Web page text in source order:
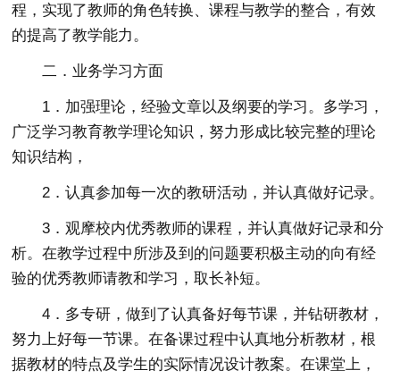
程，实现了教师的角色转换、课程与教学的整合，有效
的提高了教学能力。
二．业务学习方面
1．加强理论，经验文章以及纲要的学习。多学习，
广泛学习教育教学理论知识，努力形成比较完整的理论
知识结构，
2．认真参加每一次的教研活动，并认真做好记录。
3．观摩校内优秀教师的课程，并认真做好记录和分
析。在教学过程中所涉及到的问题要积极主动的向有经
验的优秀教师请教和学习，取长补短。
4．多专研，做到了认真备好每节课，并钻研教材，
努力上好每一节课。在备课过程中认真地分析教材，根
据教材的特点及学生的实际情况设计教案。在课堂上，